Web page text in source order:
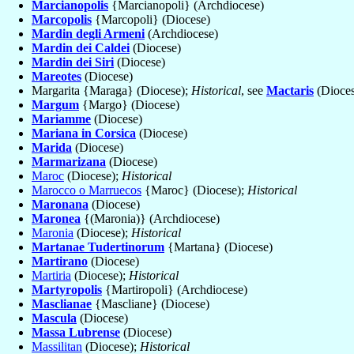
Marcianopolis {Marcianopoli} (Archdiocese)
Marcopolis {Marcopoli} (Diocese)
Mardin degli Armeni(Archdiocese)
Mardin dei Caldei(Diocese)
Mardin dei Siri(Diocese)
Mareotes (Diocese)
Margarita {Maraga} (Diocese); Historical, see Mactaris
Margum {Margo} (Diocese)
Mariamme (Diocese)
Mariana in Corsica (Diocese)
Marida (Diocese)
Marmarizana (Diocese)
Maroc (Diocese); Historical
Marocco o Marruecos {Maroc} (Diocese); Historical
Maronana (Diocese)
Maronea {(Maronia)} (Archdiocese)
Maronia (Diocese); Historical
Martanae Tudertinorum {Martana} (Diocese)
Martirano (Diocese)
Martiria (Diocese); Historical
Martyropolis {Martiropoli} (Archdiocese)
Masclianae {Mascliane} (Diocese)
Mascula (Diocese)
Massa Lubrense (Diocese)
Massilitan (Diocese); Historical